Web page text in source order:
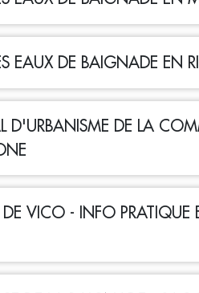
EAUX DE BAIGNADE EN
D'URBANISME DE LA
DE VICO - INFO PRATIQUE